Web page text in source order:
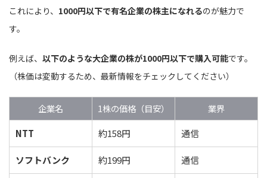
これにより、 1000円以下で有名企業の株主になれるのが魅力で
す。
例えば、 以下のような大企業の株が1000円以下で購入可能です。
（株価は変動するため、最新情報をチェックしてください）
企業名 1株の価格（目安）
業界
NTT
約158円 通信
ソフトバンク 約199円 通信